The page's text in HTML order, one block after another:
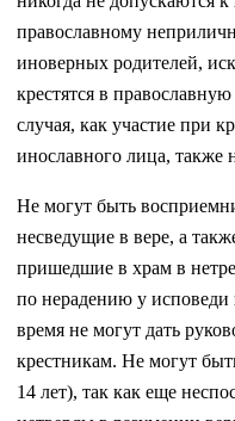
православному
иноверных родителей,
крестятся в
случая, как участие при
инославного лица, также
Не могут быть
несведущие в вере, а
пришедшие в храм в
по нерадению у исповеди
время не могут дать
крестникам. Не могут
14 лет), так как еще